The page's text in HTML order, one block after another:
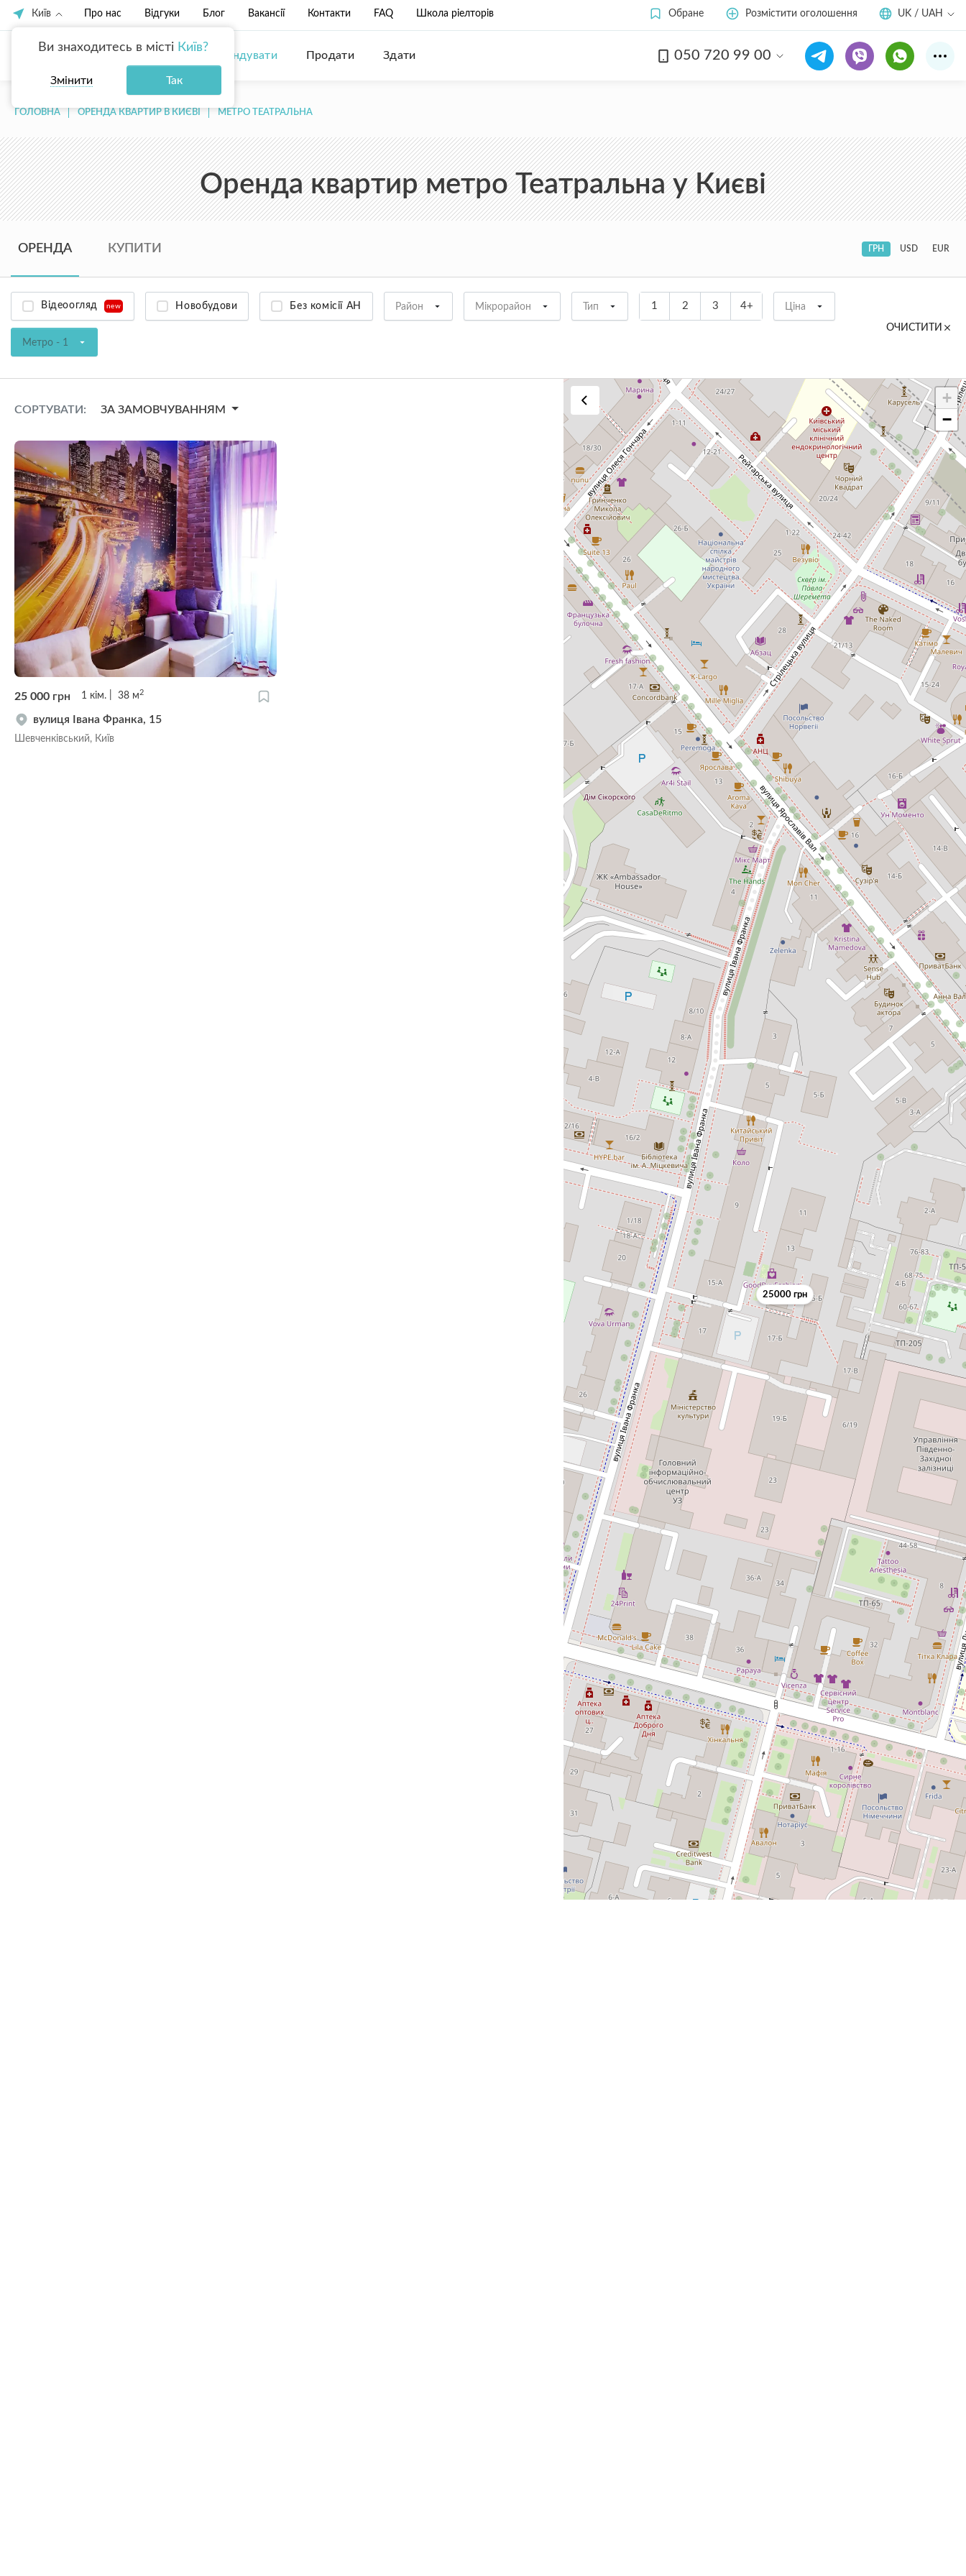
Київ
Ви знаходитесь в місті Київ?
Змінити Так
Про нас Відгуки Блог Вакансії Контакти FAQ Школа ріелторів Обране Розмістити оголошення UK / UAH
Орендувати Продати Здати 050 720 99 00
ГОЛОВНА ОРЕНДА КВАРТИР В КИЄВІ МЕТРО ТЕАТРАЛЬНА
Оренда квартир метро Театральна у Києві
ОРЕНДА КУПИТИ ГРН USD EUR
Відеоогляд new Новобудови Без комісії АН Район Мікрорайон Тип 1 2 3 4+ Ціна
Метро - 1
ОЧИСТИТИ
СОРТУВАТИ: ЗА ЗАМОВЧУВАННЯМ
25 000 грн 1 кім. 38 м 2
вулиця Івана Франка, 15
Шевченківський, Київ
25000 грн
+
−